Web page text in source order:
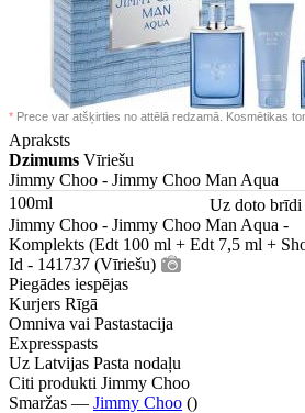
* Prece var atšķirties no attēlā redzamā. Kosmētikas
Apraksts
Dzimums Vīriešu
Jimmy Choo - Jimmy Choo Man Aqua
100ml
Uz doto brīdi
Jimmy Choo - Jimmy Choo Man Aqua -
Komplekts (Edt 100 ml + Edt 7,5 ml +
Id - 141737 (Vīriešu)
Piegādes iespējas
Kurjers Rīgā
Omniva vai Pastastacija
Expresspasts
Uz Latvijas Pasta nodaļu
Citi produkti Jimmy Choo
Smaržas — Jimmy Choo ()